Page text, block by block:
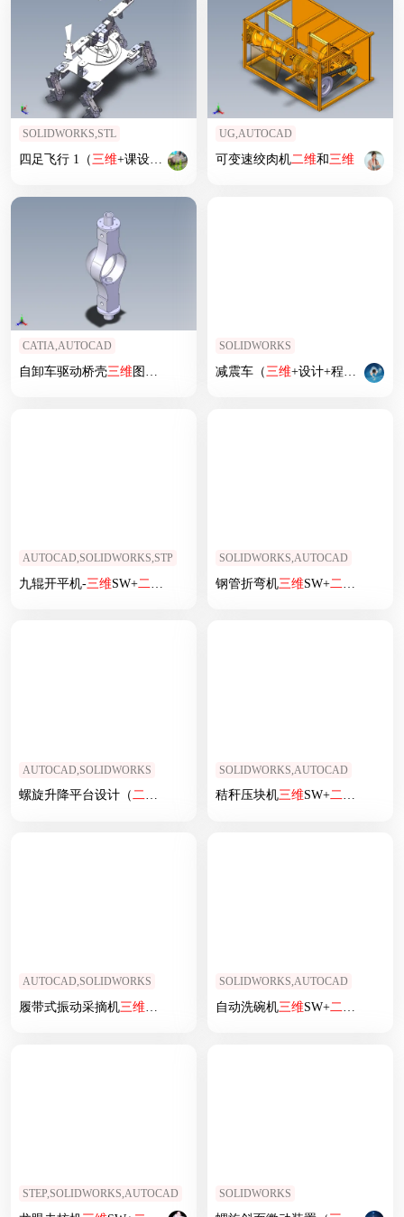
SOLIDWORKS,STL
四足飞行 1（三维+课设+程序+ ）
UG,AUTOCAD
可变速绞肉机二维和三维
CATIA,AUTOCAD
自卸车驱动桥壳三维图+
SOLIDWORKS
减震车（三维+设计+程序+原理图+
AUTOCAD,SOLIDWORKS,STP
九辊开平机-三维SW+二维
SOLIDWORKS,AUTOCAD
钢管折弯机三维SW+二维
AUTOCAD,SOLIDWORKS
螺旋升降平台设计（二维 +说明书）
SOLIDWORKS,AUTOCAD
秸秆压块机三维SW+二维
AUTOCAD,SOLIDWORKS
履带式振动采摘机三维+ 1496024
SOLIDWORKS,AUTOCAD
自动洗碗机三维SW+二维
STEP,SOLIDWORKS,AUTOCAD SOLIDWORKS